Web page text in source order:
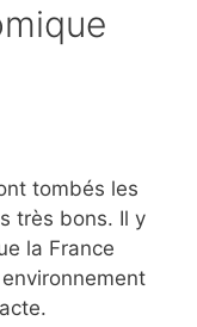
tombés les
très bons. Il y
la France